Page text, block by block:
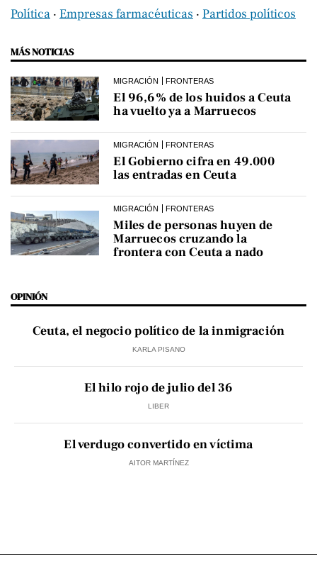
Política ‧ Empresas farmacéuticas ‧ Partidos políticos
MÁS NOTICIAS
MIGRACIÓN FRONTERAS
El 96,6% de los huidos a Ceuta
ha vuelto ya a Marruecos
MIGRACIÓN FRONTERAS
El Gobierno cifra en 49.000
las entradas en Ceuta
MIGRACIÓN FRONTERAS
Miles de personas huyen de
Marruecos cruzando la
frontera con Ceuta a nado
OPINIÓN
Ceuta, el negocio político de la inmigración
KARLA PISANO
El hilo rojo de julio del 36
LIBER
El verdugo convertido en víctima
AITOR MARTÍNEZ